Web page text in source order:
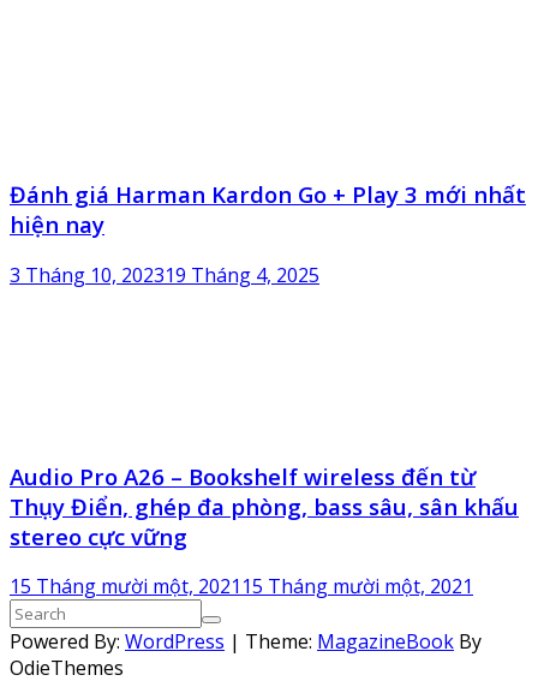
Đánh giá Harman Kardon Go + Play 3 mới nhất
hiện nay
3 Tháng 10, 202319 Tháng 4, 2025
Audio Pro A26 – Bookshelf wireless đến từ
Thụy Điển, ghép đa phòng, bass sâu, sân khấu
stereo cực vững
15 Tháng mười một, 2021 15 Tháng mười một, 2021
Powered By: WordPress | Theme: MagazineBook By
OdieThemes